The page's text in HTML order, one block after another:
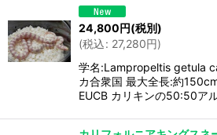
24,800円(税別)
(税込: 27,280円)
学名:Lampropeltis getula
カ合衆国 最大全長:約
EUCB カリキンの50:50ア